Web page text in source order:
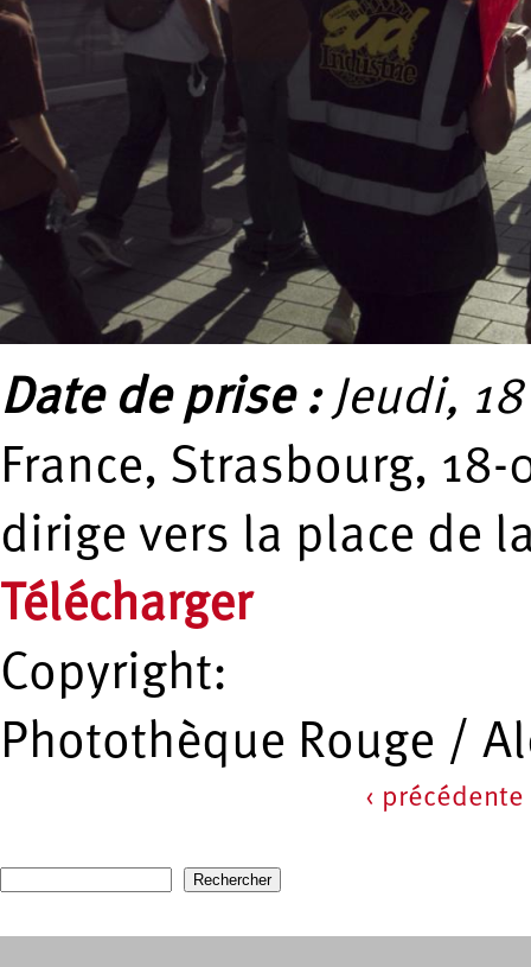
Date de prise : Jeudi,
France, Strasbourg,
dirige vers la place de
Télécharger
Copyright:
Photothèque Rouge /
‹ précédente
Formulaire de recherche